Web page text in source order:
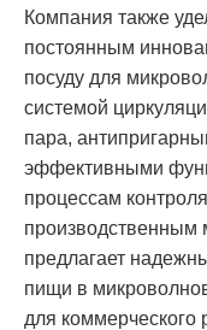
Компания также
постоянным
посуду для
системой
пара,
эффективными
процессам
производственным
предлагает
пищи в
для коммерческого